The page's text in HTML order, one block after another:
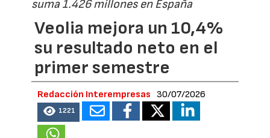
suma 1.426 millones en España
Veolia mejora un 10,4%
su resultado neto en el
primer semestre
Redacción Interempresas 30/07/2026
1221